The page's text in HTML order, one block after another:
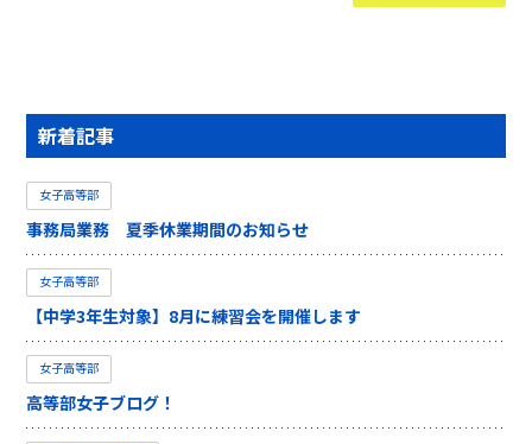
新着記事
女子高等部
事務局業務 夏季休業期間のお知らせ
女子高等部
【中学3年生対象】8月に練習会を開催します
女子高等部
高等部女子ブログ！